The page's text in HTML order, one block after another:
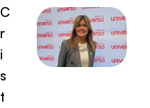
C
r
i
s
t